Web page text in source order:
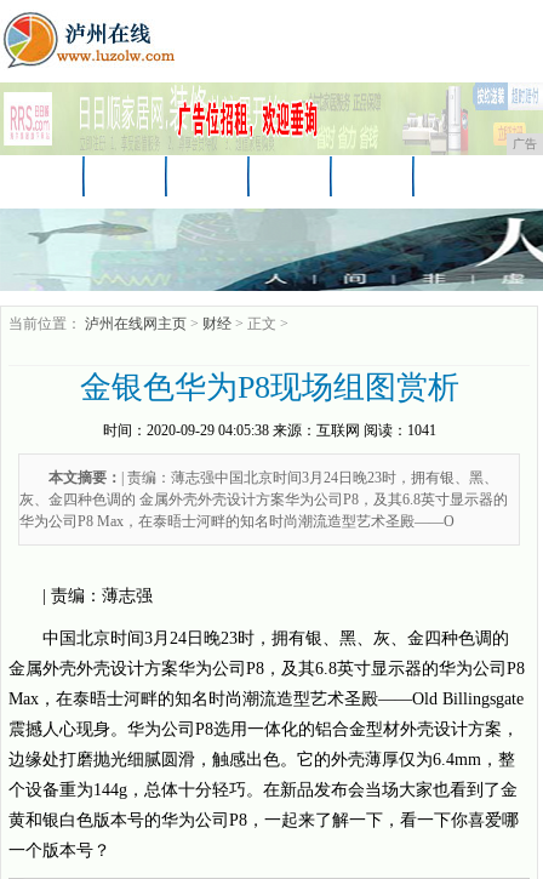
广告
商讯 游戏
当前位置： 泸州在线网主页 > 财经 > 正文 >
金银色华为P8现场组图赏析
时间： 2020-09-29 04:05:38来源： 互联网 阅读：1041
本文摘要：
| 责编：薄志强中国北京时间3月24日晚23时，拥有银、黑、
灰、金四种色调的 金属外壳外壳设计方案华为公司P8，及其6.8英寸显示器的
华为公司P8 Max，在泰晤士河畔的知名时尚潮流造型艺术圣殿——O
| 责编：薄志强
中国北京时间3月24日晚23时，拥有银、黑、灰、金四种色调的
金属外壳外壳设计方案华为公司P8，及其6.8英寸显示器的华为公司P8
Max，在泰晤士河畔的知名时尚潮流造型艺术圣殿——Old Billingsgate
震撼人心现身。华为公司P8选用一体化的铝合金型材外壳设计方案，
边缘处打磨抛光细腻圆滑，触感出色。它的外壳薄厚仅为6.4mm，整
个设备重为144g，总体十分轻巧。在新品发布会当场大家也看到了金
黄和银白色版本号的华为公司P8，一起来了解一下，看一下你喜爱哪
一个版本号？